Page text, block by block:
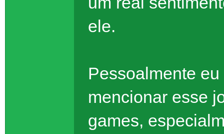
ele.
Pessoalmente
mencionar esse
games,